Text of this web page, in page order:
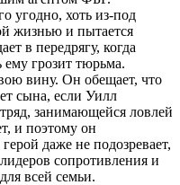
угодно, хоть из-под
жизнью и пытается
в передрягу, когда
ему грозит тюрьма.
вину. Он обещает, что
сына, если Уилл
занимающейся ловлей
и поэтому он
даже не подозревает,
сопротивления и
всей семьи.